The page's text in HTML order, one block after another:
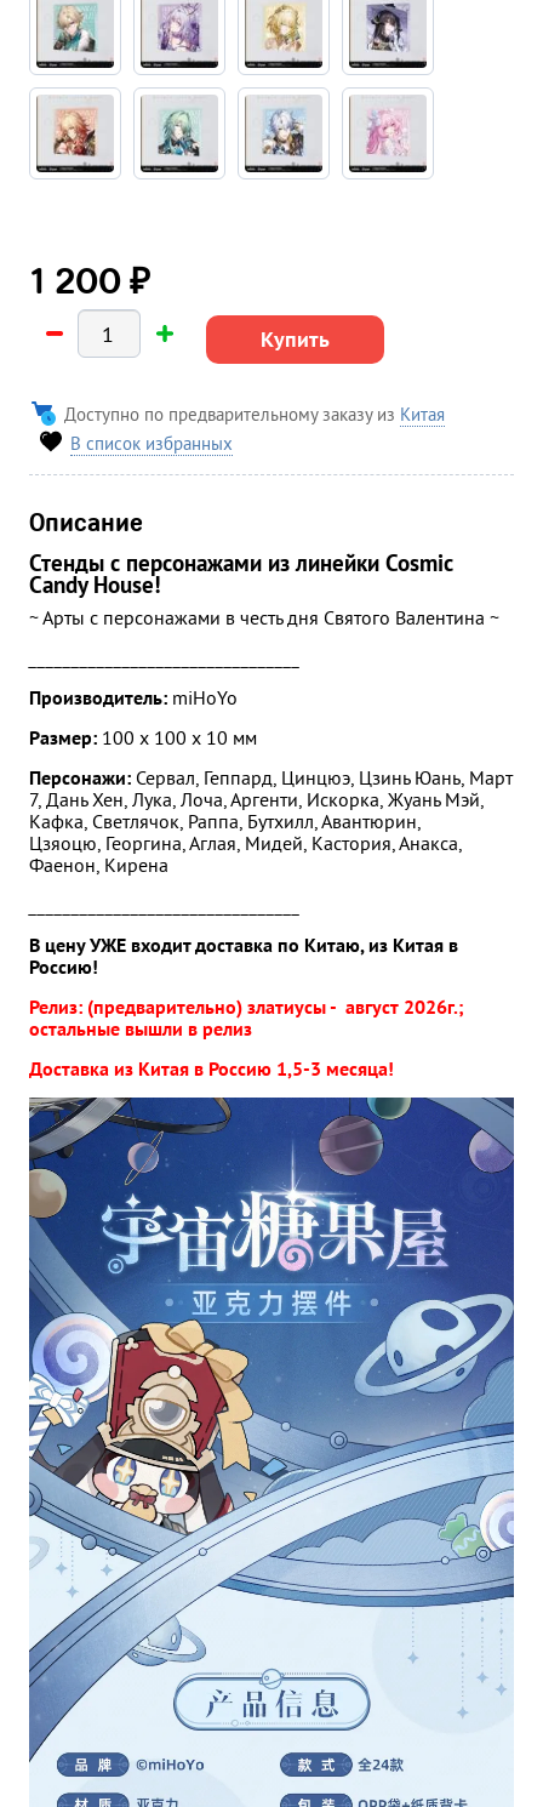
1 200 ₽
Купить
Доступно по предварительному заказу из Китая
В список избранных
Описание
Стенды с персонажами из линейки Cosmic
Candy House!
~ Арты с персонажами в честь дня Святого Валентина ~
Производитель: miHoYo
Размер: 100 х 100 х 10 мм
Персонажи: Сервал, Геппард, Цинцюэ, Цзинь Юань, Март
7, Дань Хен, Лука, Лоча, Аргенти, Искорка, Жуань Мэй,
Кафка, Светлячок, Раппа, Бутхилл, Авантюрин,
Цзяоцю, Георгина, Аглая, Мидей, Кастория, Анакса,
Фаенон, Кирена
В цену УЖЕ входит доставка по Китаю, из Китая в
Россию!
Релиз: (предварительно) златиусы - август 2026г.;
остальные вышли в релиз
Доставка из Китая в Россию 1,5-3 месяца!